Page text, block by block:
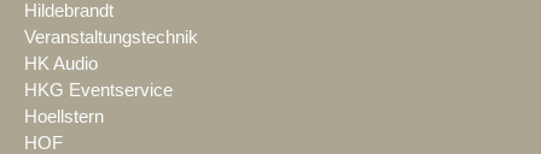
Hildebrandt
Veranstaltungstechnik
HK Audio
HKG Eventservice
Hoellstern
HOF